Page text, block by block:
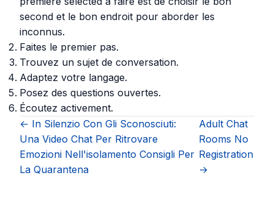
second et le bon endroit pour aborder les
inconnus.
Faites le premier pas.
Trouvez un sujet de conversation.
Adaptez votre langage.
Posez des questions ouvertes.
Écoutez activement.
← In Silenzio Con Gli Sconosciuti:
Una Video Chat Per Ritrovare
Emozioni Nell'isolamento Consigli Per
La Quarantena
Adult Chat
Rooms No
Registration
→